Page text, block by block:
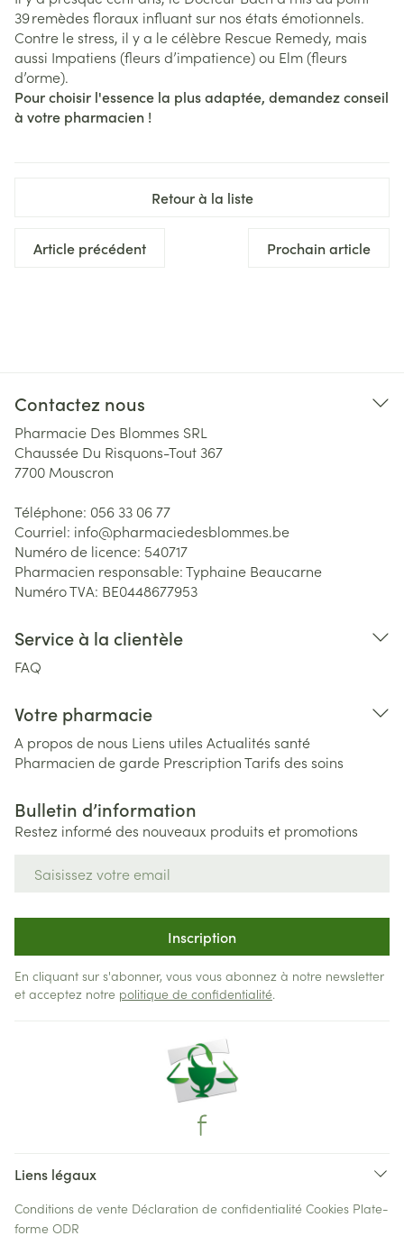
39 remèdes floraux influant sur nos états émotionnels.
Contre le stress, il y a le célèbre Rescue Remedy, mais
aussi Impatiens (fleurs d’impatience) ou Elm (fleurs
d’orme).
Pour choisir l'essence la plus adaptée, demandez conseil
à votre pharmacien !
Retour à la liste
Article précédent Prochain article
Contactez nous
Pharmacie Des Blommes SRL
Chaussée Du Risquons-Tout 367
7700 Mouscron
Téléphone: 056 33 06 77
Courriel: info@pharmaciedesblommes.be
Numéro de licence: 540717
Pharmacien responsable:Typhaine Beaucarne
Numéro TVA: BE0448677953
Service à la clientèle
FAQ
Votre pharmacie
A propos de nous Liens utiles Actualités santé
Pharmacien de garde PrescriptionTarifs des soins
Bulletin d’information
Restez informé des nouveaux produits et promotions
Inscription
En cliquant sur s'abonner, vous vous abonnez à notre newsletter
et acceptez notre politique de confidentialité.
Liens légaux
Conditions de vente Déclaration de confidentialité Cookies Plate-
forme ODR